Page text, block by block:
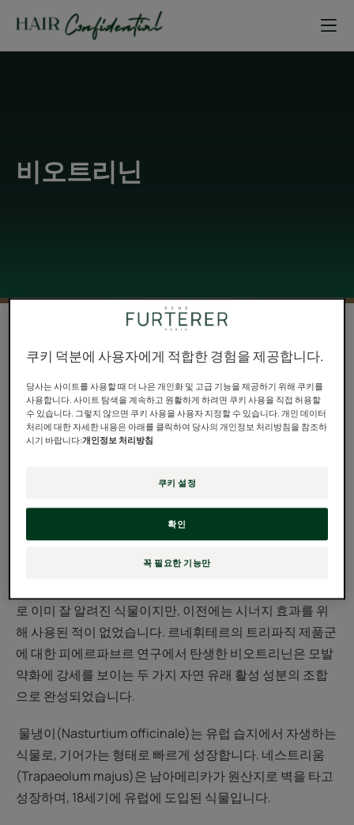
비오트리닌
비오트리닌: 모발 약화에 대
항하는 역동적인 듀오
배트맨과 로빈, 틴틴과 스노이 또는 로렐과 하디가 우리에
게 가르친 것이 있다면, 하나보다 둘이 낫다는 것입니다. 비
는 현지에서 자라는 두 식물이 있습니다. 바로 모발 약화에
로 이미 잘 알려진 식물이지만, 이전에는 시너지 효과를 위
해 사용된 적이 없었습니다. 르네휘테르의 트리파직 제품군
에 대한 피에르파브르 연구에서 탄생한 비오트리닌은 모발
약화에 강세를 보이는 두 가지 자연 유래 활성 성분의 조합
으로 완성되었습니다.
물냉이(Nasturtium officinale)는 유럽 습지에서 자생하는
식물로, 기어가는 형태로 빠르게 성장합니다. 네스트리움
(Trapaeolum majus)은 남아메리카가 원산지로 벽을 타고
성장하며, 18세기에 유럽에 도입된 식물입니다.
쿠키 덕분에 사용자에게 적합한 경험을 제공합니다.
당사는 사이트를 사용할 때 더 나은 개인화 및 고급 기능을 제공하기 위해 쿠키를
사용합니다. 사이트 탐색을 계속하고 원활하게 하려면 쿠키 사용을 직접 허용할
수 있습니다. 그렇지 않으면 쿠키 사용을 사용자 지정할 수 있습니다. 개인 데이터
처리에 대한 자세한 내용은 아래를 클릭하여 당사의 개인정보 처리방침을 참조하
시기 바랍니다:개인정보 처리방침
쿠키 설정
꼭 필요한 기능만
확인